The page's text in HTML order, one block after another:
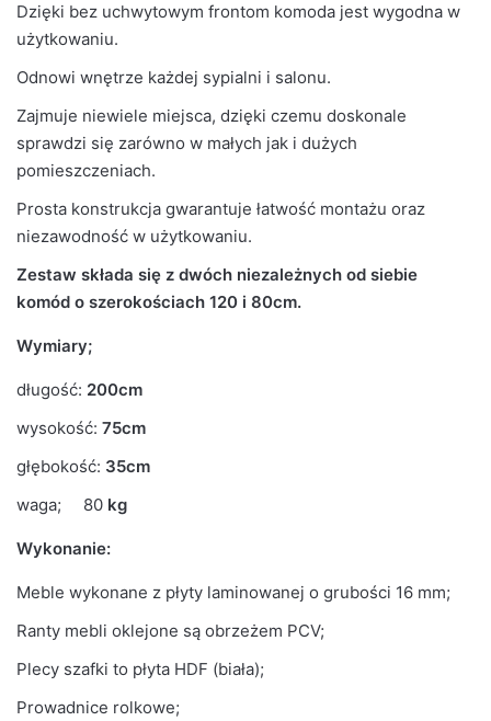
Dzięki bez uchwytowym frontom komoda jest wygodna w
użytkowaniu.
Odnowi wnętrze każdej sypialni i salonu.
Zajmuje niewiele miejsca, dzięki czemu doskonale
sprawdzi się zarówno w małych jak i dużych
pomieszczeniach.
Prosta konstrukcja gwarantuje łatwość montażu oraz
niezawodność w użytkowaniu.
Zestaw składa się z dwóch niezależnych od siebie
komód o szerokościach 120 i 80cm.
Wymiary;
długość: 200cm
wysokość: 75cm
głębokość: 35cm
waga; 80 kg
Wykonanie:
Meble wykonane z płyty laminowanej o grubości 16 mm;
Ranty mebli oklejone są obrzeżem PCV;
Plecy szafki to płyta HDF (biała);
Prowadnice rolkowe;
Kolor Frontu
Liczba
paczek
Grubość
płyty
16mm
Prowadnice Rolkowe